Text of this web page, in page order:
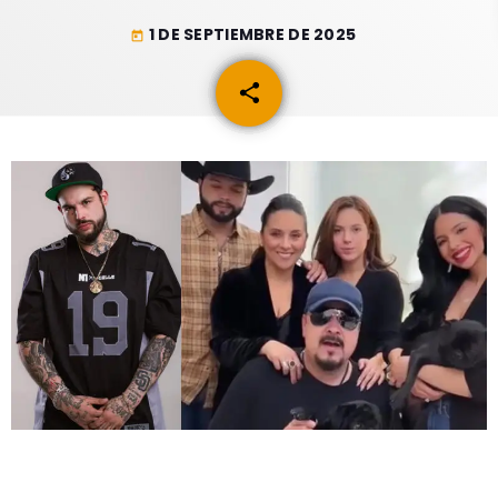
ESLATINO NEWS
ESPECTÁCULOS
GEEKERS
MÚSICA
ENTRETENIMIENTO
INICIO
RADIO SPLENDID
CONTACTO
today 1 DE SEPTIEMBRE DE 2025
share
email